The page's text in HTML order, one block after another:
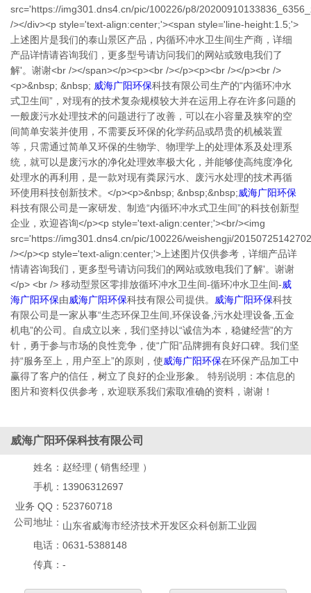
src='https://img301.dns4.cn/pic/100226/p8/
/></div><p style='text-align:center;'><span style='line-height:1.5;'>
上述图片是我们的泰山景区产品，内循环冲水卫生间生产商，详细
产品详情请咨询我们，更多型号请访问我们的网站或致电我们了
解'。谢谢<br /></span></p><p><br /></p><p><br /></p><br />
<p>&nbsp; &nbsp; 威海广阳环保科技有限公司生产的“内循环冲水
式卫生间”，对现有的技术复杂规模较大并在运用上存在许多问题的
一般废污水处理技术的问题进行了改善，可以在小容量及狭窄的空
间简单安装并使用，不需要反环保的化学药品或昂贵的机械装置
等，只需通过简单又环保的生物学、物理学上的处理体系及处理系
统，就可以是废污水的净化处理效率极大化，并能够使高纯度净化
处理水的再利用，是一款对现有粪尿污水、废污水处理的技术再循
环使用科技创新技术。</p><p>&nbsp; &nbsp;&nbsp;威海广阳环保
科技有限公司是一家研发、制造“内循环冲水式卫生间”的科技创新型
企业，欢迎咨询</p><p style='text-align:center;'><br/><img
src='https://img301.dns4.cn/pic/100226/weishengji/
/></p><p style='text-align:center;'>上述图片仅供参考，详细产品详
情请咨询我们，更多型号请访问我们的网站或致电我们了解'。谢谢
</p> <br /> 移动型景区零排放循环冲水卫生间-循环冲水卫生间-威
海广阳环保由威海广阳环保科技有限公司提供。 威海广阳环保科技
有限公司是一家从事“生态环保卫生间,环保设备,污水处理设备,五金
机电”的公司。自成立以来，我们坚持以“诚信为本，稳健经营”的方
针，勇于参与市场的良性竞争，使“广阳”品牌拥有良好口碑。我们坚
持“服务至上，用户至上”的原则，使威海广阳环保在环保产品加工中
赢得了客户的信任，树立了良好的企业形象。 特别说明：本信息的
图片和资料仅供参考，欢迎联系我们索取准确的资料，谢谢！
威海广阳环保科技有限公司
姓名： 赵经理 ( 销售经理 ）
手机： 13906312697
业务 QQ： 523760718
公司地址： 山东省威海市经济技术开发区众科创新工业园
电话： 0631-5388148
传真： -